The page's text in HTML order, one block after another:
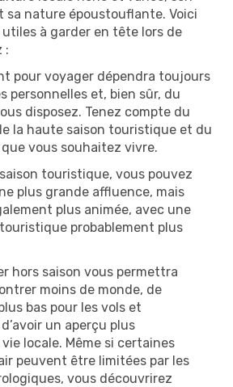
sa nature époustouflante. Voici
à garder en tête lors de
:
pour voyager dépendra toujours
personnelles et, bien sûr, du
disposez. Tenez compte du
la haute saison touristique et du
vous souhaitez vivre.
touristique, vous pouvez
plus grande affluence, mais
plus animée, avec une
probablement plus
hors saison vous permettra
moins de monde, de
bas pour les vols et
un aperçu plus
locale. Même si certaines
peuvent être limitées par les
vous découvrirez